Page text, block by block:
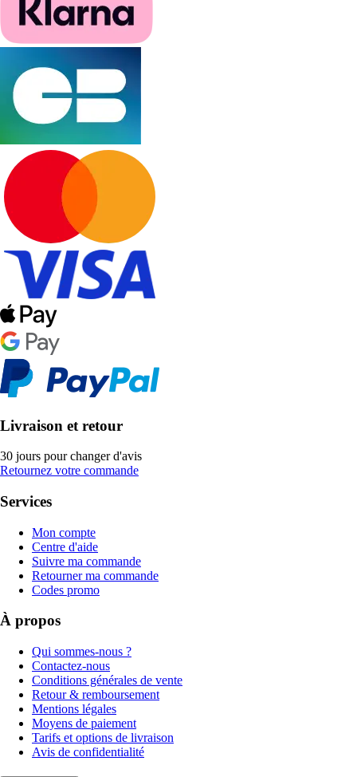
Livraison et retour
30 jours pour changer d'avis
Retournez votre commande
Services
Mon compte
Centre d'aide
Suivre ma commande
Retourner ma commande
Codes promo
À propos
Qui sommes-nous ?
Contactez-nous
Conditions générales de vente
Retour & remboursement
Mentions légales
Moyens de paiement
Tarifs et options de livraison
Avis de confidentialité